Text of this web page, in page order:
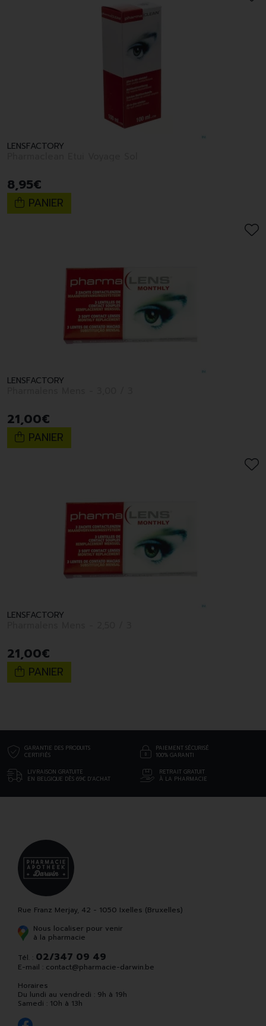
LENSFACTORY
8,95€
PANIER
LENSFACTORY
21,00€
PANIER
LENSFACTORY
21,00€
PANIER
GARANTIE DES PRODUITS
CERTIFIÉS
PAIEMENT SÉCURISÉ
100% GARANTI
LIVRAISON GRATUITE
EN BELGIQUE DÈS 69€ D’ACHAT
RETRAIT GRATUIT
À LA PHARMACIE
Rue Franz Merjay, 42 - 1050 Ixelles (Bruxelles)
Nous localiser pour venir
à la pharmacie
Tél. : 02/347 09 49
E-mail : contact@pharmacie-darwin.be
Horaires
Du lundi au vendredi : 9h à 19h
Samedi : 10h à 13h